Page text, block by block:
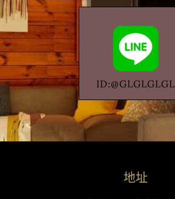
ID:@GLGLGLGL
地址